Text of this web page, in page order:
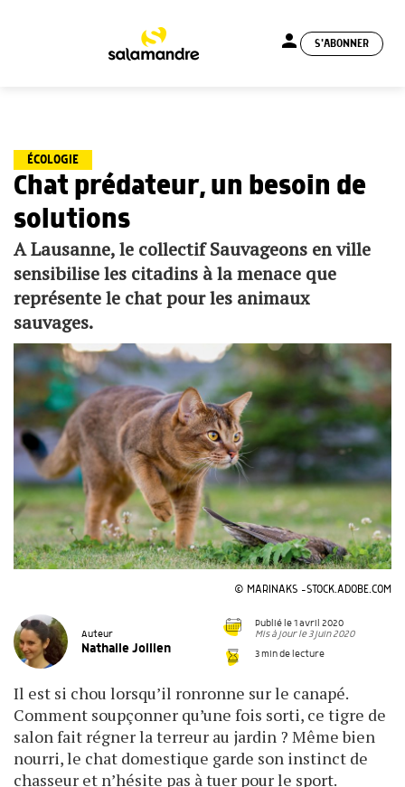
person S'ABONNER
ÉCOLOGIE
Chat prédateur, un besoin de
solutions
A Lausanne, le collectif Sauvageons en ville
sensibilise les citadins à la menace que
représente le chat pour les animaux
sauvages.
© MARINAKS -STOCK.ADOBE.COM
Auteur
Nathalie Jollien
Publié le 1 avril 2020
Mis à jour le 3 juin 2020
3 min de lecture
Il est si chou lorsqu’il ronronne sur le canapé.
Comment soupçonner qu’une fois sorti, ce tigre de
salon fait régner la terreur au jardin ? Même bien
nourri, le chat domestique garde son instinct de
chasseur et n’hésite pas à tuer pour le sport.